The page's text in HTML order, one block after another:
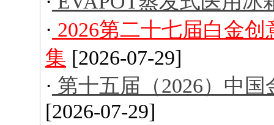
· 2026第二十七届白金
集 [2026-07-29]
· 第十五届（2026）中
[2026-07-29]